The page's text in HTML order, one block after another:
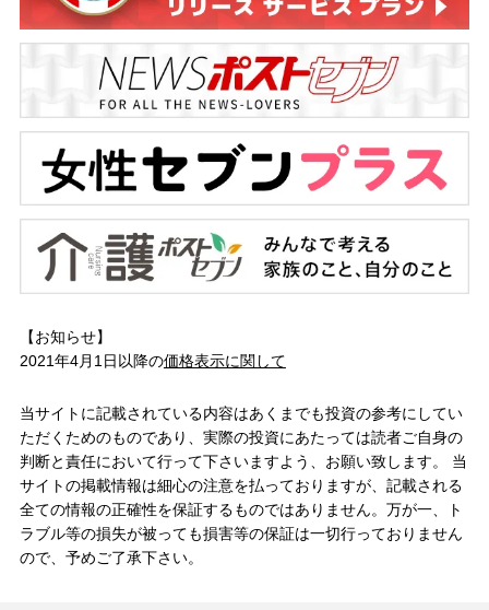
【お知らせ】
2021年4月1日以降の価格表示に関して
当サイトに記載されている内容はあくまでも投資の参考にしてい
ただくためのものであり、実際の投資にあたっては読者ご自身の
判断と責任において行って下さいますよう、お願い致します。 当
サイトの掲載情報は細心の注意を払っておりますが、記載される
全ての情報の正確性を保証するものではありません。万が一、ト
ラブル等の損失が被っても損害等の保証は一切行っておりません
ので、予めご了承下さい。